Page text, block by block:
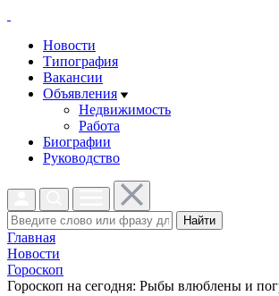
Новости
Типография
Вакансии
Объявления
Недвижимость
Работа
Биографии
Руководство
Найти
Главная
Новости
Гороскоп
Гороскоп на сегодня: Рыбы влюблены и